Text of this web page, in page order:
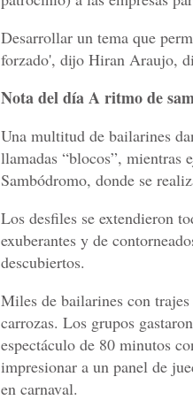
Desarrollar un tema que
forzado', dijo Hiran Araujo,
Nota del día A ritmo de
Una multitud de bailarines
llamadas “blocos”, mientras
Sambódromo, donde se
Los desfiles se extendieron
exuberantes y de
descubiertos.
Miles de bailarines con
carrozas. Los grupos
espectáculo de 80 minutos
impresionar a un panel de
en carnaval.